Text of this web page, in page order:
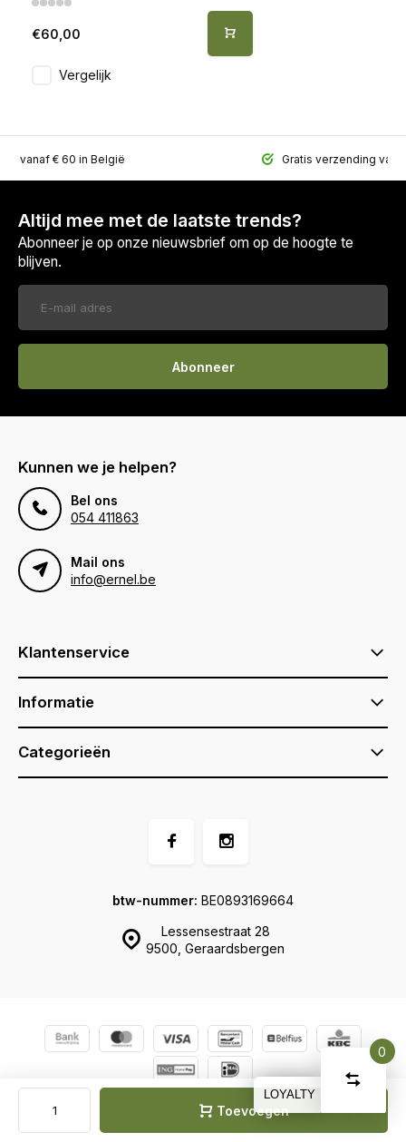
Toevoegen
€60,00
Vergelijk
vanaf € 60 in België Gratis verzending
Altijd mee met de laatste trends?
Abonneer je op onze nieuwsbrief om op de hoogte te
blijven.
Abonneer
Kunnen we je helpen?
Bel ons
054 411863
Mail ons
info@ernel.be
Klantenservice
Informatie
Categorieën
Lessensestraat 28
9500, Geraardsbergen
btw-nummer: BE0893169664
0
Vergelijk
Verwijder
U
Start
LOYALTY